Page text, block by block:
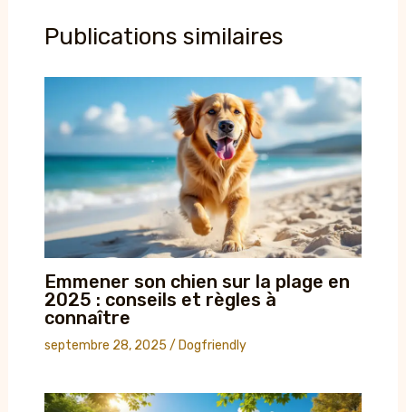
Publications similaires
Emmener son chien sur la plage en
2025 : conseils et règles à
connaître
septembre 28, 2025 / Dogfriendly